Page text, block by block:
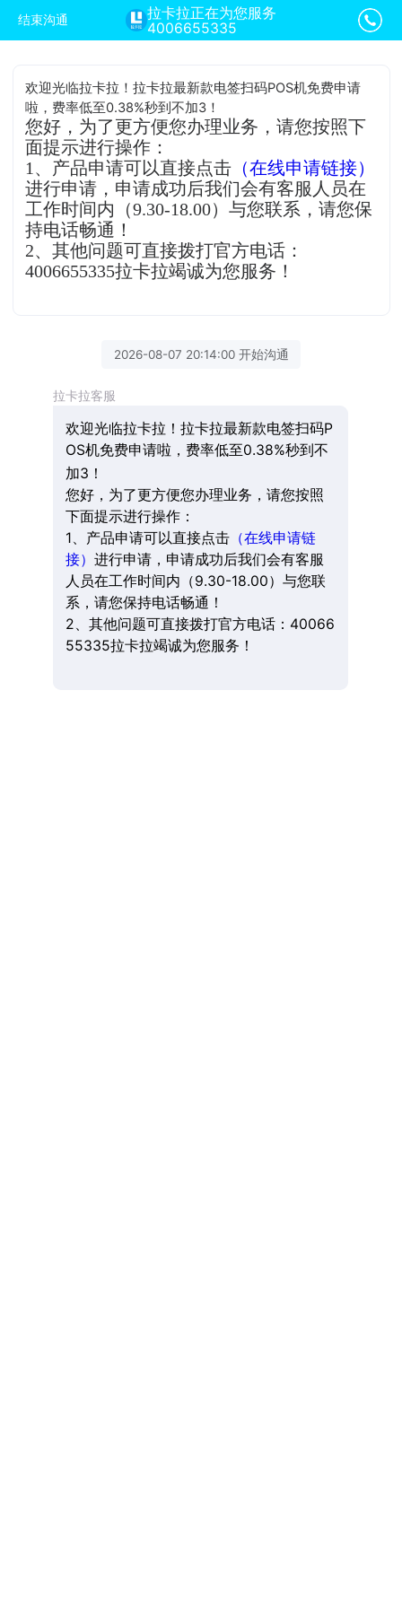
结束沟通
拉卡拉正在为您服务
4006655335
欢迎光临拉卡拉！拉卡拉最新款电签扫码POS机免费申请
啦，费率低至0.38%秒到不加3！
您好，为了更方便您办理业务，请您按照下
面提示进行操作：
1、产品申请可以直接点击 （在线申请链接）
进行申请，申请成功后我们会有客服人员在
工作时间内（9.30-18.00）与您联系，请您保
持电话畅通！
2、其他问题可直接拨打官方电话：
4006655335拉卡拉竭诚为您服务！
2026-08-07 20:14:00 开始沟通
拉卡拉客服
欢迎光临拉卡拉！拉卡拉最新款电签扫码P
OS机免费申请啦，费率低至0.38%秒到不
加3！
您好，为了更方便您办理业务，请您按照
下面提示进行操作：
1、产品申请可以直接点击（在线申请链
接） 进行申请，申请成功后我们会有客服
人员在工作时间内（9.30-18.00）与您联
系，请您保持电话畅通！
2、其他问题可直接拨打官方电话：40066
55335拉卡拉竭诚为您服务！